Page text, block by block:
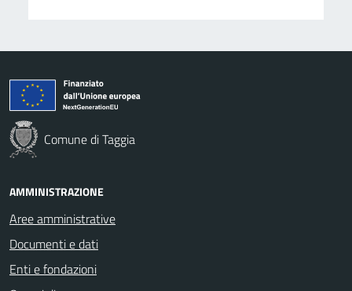
Comune di Taggia
AMMINISTRAZIONE
Aree amministrative
Documenti e dati
Enti e fondazioni